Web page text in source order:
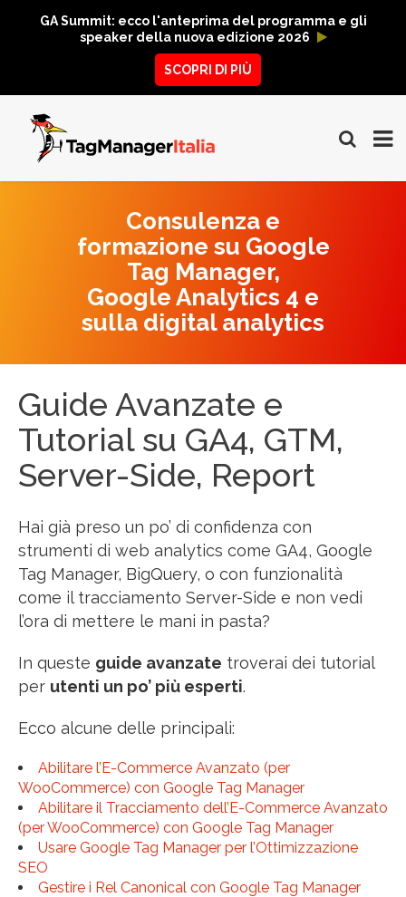
GA Summit: ecco l'anteprima del programma e gli
speaker della nuova edizione 2026
SCOPRI DI PIÙ
Consulenza e
formazione su Google
Tag Manager,
Google Analytics 4 e
sulla digital analytics
Guide Avanzate e
Tutorial su GA4, GTM,
Server-Side, Report
Hai già preso un po’ di confidenza con
strumenti di web analytics come GA4, Google
Tag Manager, BigQuery, o con funzionalità
come il tracciamento Server-Side e non vedi
l’ora di mettere le mani in pasta?
In queste guide avanzate troverai dei tutorial
per utenti un po’ più esperti.
Ecco alcune delle principali:
Abilitare l’E-Commerce Avanzato (per
WooCommerce) con Google Tag Manager
Abilitare il Tracciamento dell’E-Commerce Avanzato
(per WooCommerce) con Google Tag Manager
Usare Google Tag Manager per l’Ottimizzazione
SEO
Gestire i Rel Canonical con Google Tag Manager